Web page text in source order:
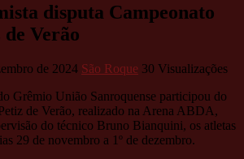
disputa Campeonato
Verão
de 2024 São Roque 30 Visualizações
Grêmio União Sanroquense participou do
de Verão, realizado na Arena ABDA,
do técnico Bruno Bianquini, os atletas
29 de novembro a 1º de dezembro.